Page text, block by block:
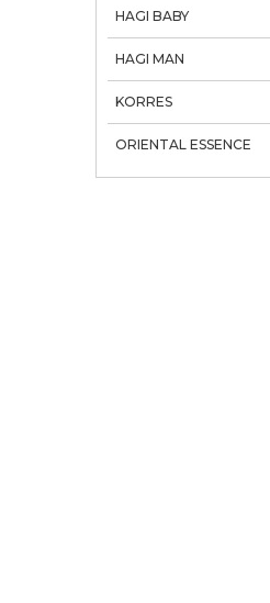
HAGI BABY
HAGI MAN
KORRES
ORIENTAL ESSENCE